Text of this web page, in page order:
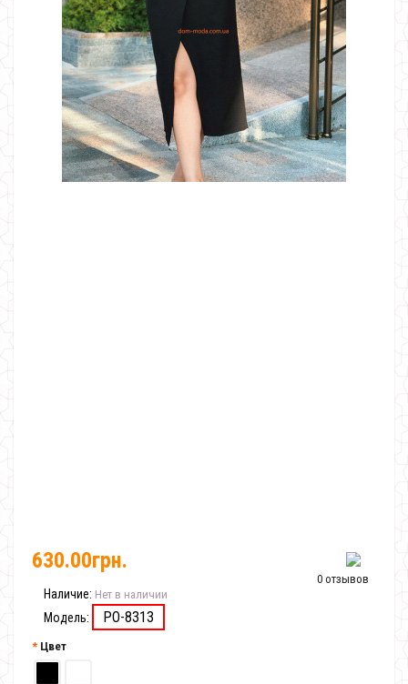
0 отзывов
630.00грн.
Наличие: Нет в наличии
Модель: PO-8313
Цвет